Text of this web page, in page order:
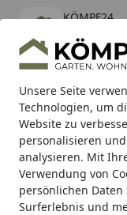
Unsere Seite
Technologien, um
Website zu
personalisieren
analysieren. Mit
Verwendung von
persönlichen
Surferlebnis und
KÖMPF24
kostenlos - Im
Alle Produkte
Mein Konto
Suchen
Karibu Pools
Starterset